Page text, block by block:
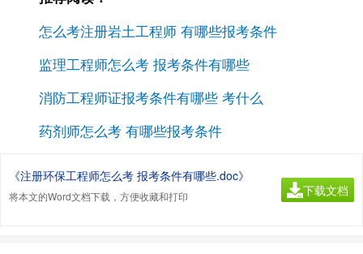
怎么考注册岩土工程师 有哪些报考条件
监理工程师怎么考 报考条件有哪些
消防工程师证报考条件有哪些 考什么
药剂师怎么考 有哪些报考条件
《注册环保工程师怎么考 报考条件有哪些.doc》
将本文的Word文档下载，方便收藏和打印 下载文档